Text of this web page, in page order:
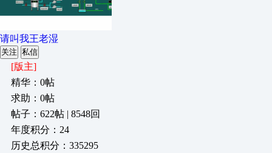
请叫我王老湿
关注 私信
[版主]
精华：0帖
求助：0帖
帖子：622帖 | 8548回
年度积分：24
历史总积分：335295